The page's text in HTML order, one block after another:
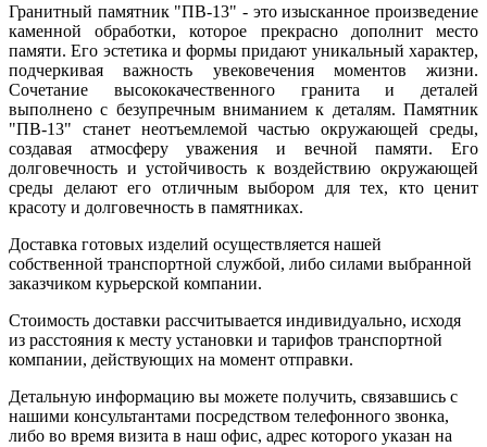
Гранитный памятник "ПВ-13" - это изысканное произведение
каменной обработки, которое прекрасно дополнит место
памяти. Его эстетика и формы придают уникальный характер,
подчеркивая важность увековечения моментов жизни.
Сочетание высококачественного гранита и деталей
выполнено с безупречным вниманием к деталям. Памятник
"ПВ-13" станет неотъемлемой частью окружающей среды,
создавая атмосферу уважения и вечной памяти. Его
долговечность и устойчивость к воздействию окружающей
среды делают его отличным выбором для тех, кто ценит
красоту и долговечность в памятниках.
Доставка готовых изделий осуществляется нашей
собственной транспортной службой, либо силами выбранной
заказчиком курьерской компании.
Стоимость доставки рассчитывается индивидуально, исходя
из расстояния к месту установки и тарифов транспортной
компании, действующих на момент отправки.
Детальную информацию вы можете получить, связавшись с
нашими консультантами посредством телефонного звонка,
либо во время визита в наш офис, адрес которого указан на